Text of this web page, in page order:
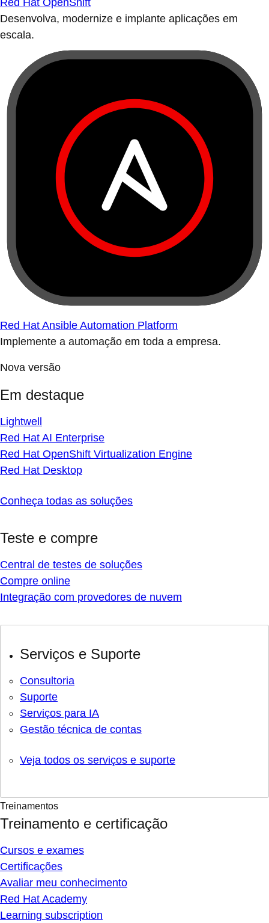
Red Hat OpenShift
Desenvolva, modernize e implante aplicações em
escala.
Red Hat Ansible Automation Platform
Implemente a automação em toda a empresa.
Nova versão
Em destaque
Lightwell
Red Hat AI Enterprise
Red Hat OpenShift Virtualization Engine
Red Hat Desktop
Conheça todas as soluções
Teste e compre
Central de testes de soluções
Compre online
Integração com provedores de nuvem
Serviços e Suporte
Consultoria
Suporte
Serviços para IA
Gestão técnica de contas
Veja todos os serviços e suporte
Treinamentos
Treinamento e certificação
Cursos e exames
Certificações
Avaliar meu conhecimento
Red Hat Academy
Learning subscription